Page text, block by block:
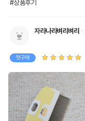
유통기한
#상품후기
자라나라벼리벼리
첫구매